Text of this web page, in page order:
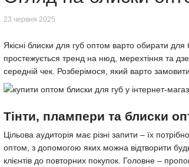
23 червня 2025
Якісні блиски для губ оптом варто обирати
простежується тренд на нюд, мерехтіння та
середній чек. Розберімося, який варто
Тінти, плампери та блиски
Цільова аудиторія має різні запити – їх
оптом, з допомогою яких можна відтворити будь-
клієнтів до повторних покупок. Головне –